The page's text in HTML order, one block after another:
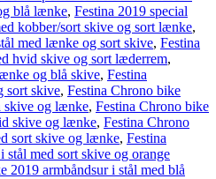
blå lænke, Festina 2019 special
kobber/sort skive og sort lænke,
med lænke og sort skive, Festina
hvid skive og sort læderrem,
og blå skive, Festina
sort skive, Festina Chrono bike
skive og lænke, Festina Chrono bike
skive og lænke, Festina Chrono
sort skive og lænke, Festina
med sort skive og orange
2019 armbåndsur i stål med blå